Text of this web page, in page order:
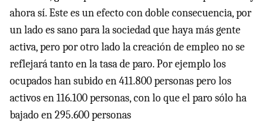
ahora sí. Este es un efecto con doble consecuencia, por
un lado es sano para la sociedad que haya más gente
activa, pero por otro lado la creación de empleo no se
reflejará tanto en la tasa de paro. Por ejemplo los
ocupados han subido en 411.800 personas pero los
activos en 116.100 personas, con lo que el paro sólo ha
bajado en 295.600 personas